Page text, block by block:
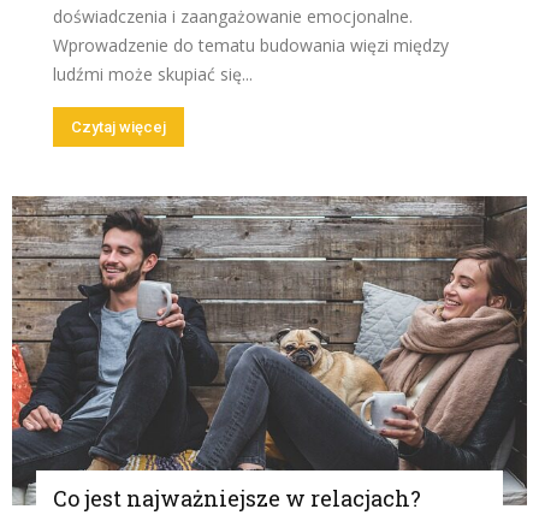
doświadczenia i zaangażowanie emocjonalne.
Wprowadzenie do tematu budowania więzi między
ludźmi może skupiać się...
Czytaj więcej
Co jest najważniejsze w relacjach?